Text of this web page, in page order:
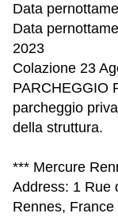
Data
Data
2023
Colazione 23
PARCHEGGIO
parcheggio
della struttura.
*** Mercure
Address: 1 Rue
Rennes, France